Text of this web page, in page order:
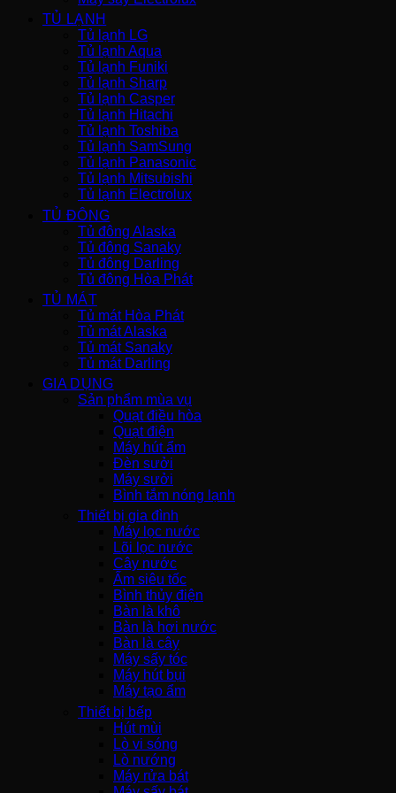
TỦ LẠNH
Tủ lạnh LG
Tủ lạnh Aqua
Tủ lạnh Funiki
Tủ lạnh Sharp
Tủ lạnh Casper
Tủ lạnh Hitachi
Tủ lạnh Toshiba
Tủ lạnh SamSung
Tủ lạnh Panasonic
Tủ lạnh Mitsubishi
Tủ lạnh Electrolux
TỦ ĐÔNG
Tủ đông Alaska
Tủ đông Sanaky
Tủ đông Darling
Tủ đông Hòa Phát
TỦ MÁT
Tủ mát Hòa Phát
Tủ mát Alaska
Tủ mát Sanaky
Tủ mát Darling
GIA DỤNG
Sản phẩm mùa vụ
Quạt điều hòa
Quạt điện
Máy hút ẩm
Đèn sưởi
Máy sưởi
Bình tắm nóng lạnh
Thiết bị gia đình
Máy lọc nước
Lõi lọc nước
Cây nước
Ấm siêu tốc
Bình thủy điện
Bàn là khô
Bàn là hơi nước
Bàn là cây
Máy sấy tóc
Máy hút bụi
Máy tạo ẩm
Thiết bị bếp
Hút mùi
Lò vi sóng
Lò nướng
Máy rửa bát